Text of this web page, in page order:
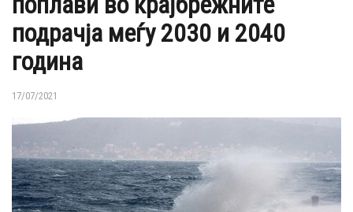
подрачја меѓу 2030 и 2040
година
17/07/2021